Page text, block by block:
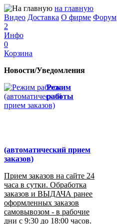
на главную
Видео Доставка О фирме Форум
2
Инфо
0
Корзина
Новости/Уведомления
Режим
работы
(автоматический прием
заказов)
Прием заказов на сайте 24
часа в сутки. Обработка
заказов и ВЫДАЧА ранее
оформленных заказов
самовывозом - в рабочие
дни с 9:30 до 18:00 часов.